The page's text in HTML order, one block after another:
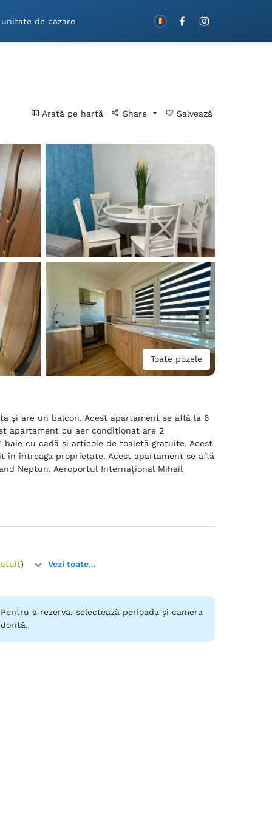
de cazare
Arată pe hartă Share Salvează
Toate pozele
și are un balcon. Acest apartament se află la 6
apartament cu aer condiționat are 2
cu cadă și articole de toaletă gratuite. Acest
în întreaga proprietate. Acest apartament se află
Neptun. Aeroportul Internaţional Mihail
) Vezi toate...
Pentru a rezerva, selectează perioada și camera
dorită.